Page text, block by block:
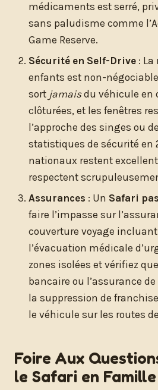
médicaments est serré,
sans paludisme comme
Game Reserve.
Sécurité en Self-Drive : La
enfants est non-
sort jamaisdu véhicule en
clôturées, et les fenêtres
l’approche des singes ou
statistiques de sécurité en
nationaux restent
respectent
Assurances : Un Safari
faire l’impasse sur
couverture voyage
l’évacuation médicale
zones isolées et vérifiez
bancaire ou l’assurance
la suppression de
le véhicule sur les routes
Foire Aux
le Safari en